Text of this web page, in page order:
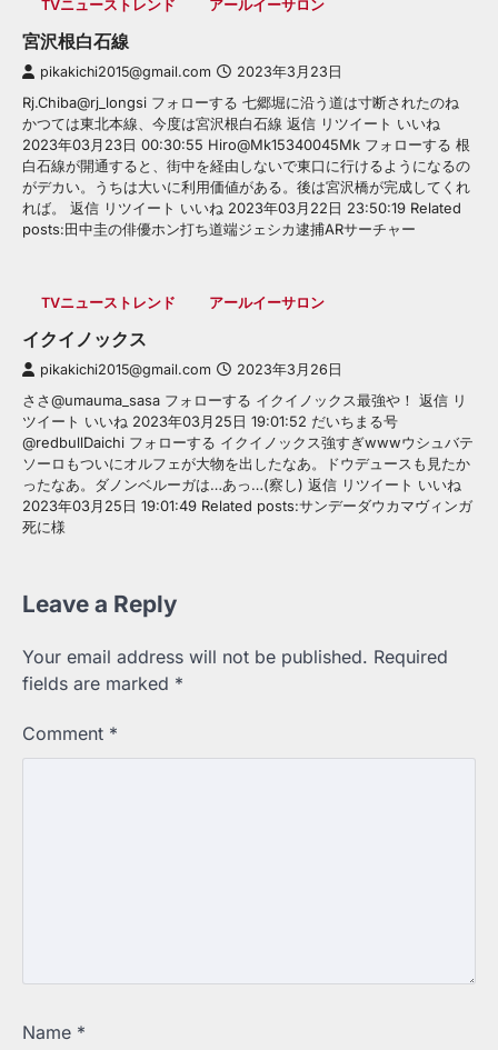
TVニューストレンド アールイーサロン
宮沢根白石線
pikakichi2015@gmail.com 2023年3月23日
Rj.Chiba@rj_longsi フォローする 七郷堀に沿う道は寸断されたのね
かつては東北本線、今度は宮沢根白石線 返信 リツイート いいね
2023年03月23日 00:30:55 Hiro@Mk15340045Mk フォローする 根
白石線が開通すると、街中を経由しないで東口に行けるようになるの
がデカい。うちは大いに利用価値がある。後は宮沢橋が完成してくれ
れば。 返信 リツイート いいね 2023年03月22日 23:50:19 Related
posts:田中圭の俳優ホン打ち道端ジェシカ逮捕ARサーチャー
TVニューストレンド アールイーサロン
イクイノックス
pikakichi2015@gmail.com 2023年3月26日
ささ@umauma_sasa フォローする イクイノックス最強や！ 返信 リ
ツイート いいね 2023年03月25日 19:01:52 だいちまる号
@redbullDaichi フォローする イクイノックス強すぎwwwウシュバテ
ソーロもついにオルフェが大物を出したなあ。ドウデュースも見たか
ったなあ。ダノンベルーガは…あっ…(察し) 返信 リツイート いいね
2023年03月25日 19:01:49 Related posts:サンデーダウカマヴィンガ
死に様
Leave a Reply
Your email address will not be published. Required
fields are marked *
Comment *
Name *